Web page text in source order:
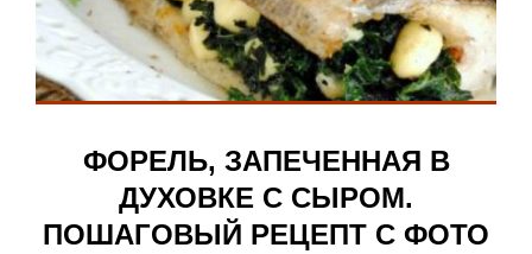
ФОРЕЛЬ, ЗАПЕЧЕННАЯ В
ДУХОВКЕ С СЫРОМ.
ПОШАГОВЫЙ РЕЦЕПТ С ФОТО